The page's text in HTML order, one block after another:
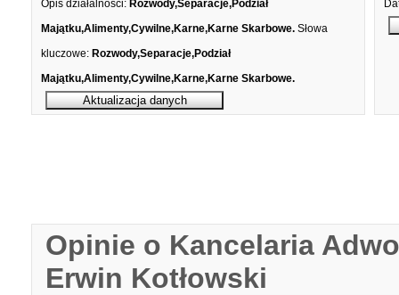
Opis działalności: Rozwody,Separacje,Podział
Majątku,Alimenty,Cywilne,Karne,Karne Skarbowe. Słowa
kluczowe: Rozwody,Separacje,Podział
Majątku,Alimenty,Cywilne,Karne,Karne Skarbowe.
Opinie o Kancelaria
Erwin Kotłowski